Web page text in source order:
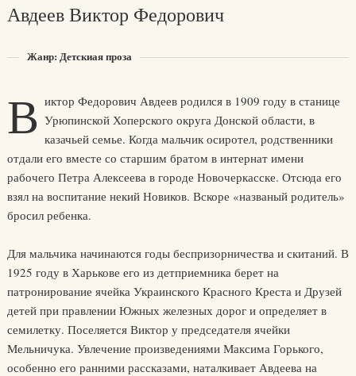
Авдеев Виктор Федорович
Жанр: Детскиая проза
В иктор Федорович Авдеев родился в 1909 году в станице
Урюпинской Хоперского округа Донской области, в
казачьей семье. Когда мальчик осиротел, родственники
отдали его вместе со старшим братом в интернат имени
рабочего Петра Алексеева в городе Новочеркасске. Отсюда его
взял на воспитание некий Новиков. Вскоре «названый родитель»
бросил ребенка.
Для мальчика начинаются годы беспризорничества и скитаний. В
1925 году в Харькове его из детприемника берет на
патронирование ячейка Украинского Красного Креста и Друзей
детей при правлении Южных железных дорог и определяет в
семилетку. Поселяется Виктор у председателя ячейки
Мельничука. Увлечение произведениями Максима Горького,
особенно его ранними рассказами, наталкивает Авдеева на